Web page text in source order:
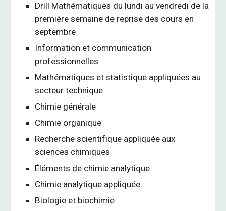
Drill Mathématiques du lundi au vendredi de la
première semaine de reprise des cours en
septembre
Information et communication
professionnelles
Mathématiques et statistique appliquées au
secteur technique
Chimie générale
Chimie organique
Recherche scientifique appliquée aux
sciences chimiques
Éléments de chimie analytique
Chimie analytique appliquée
Biologie et biochimie